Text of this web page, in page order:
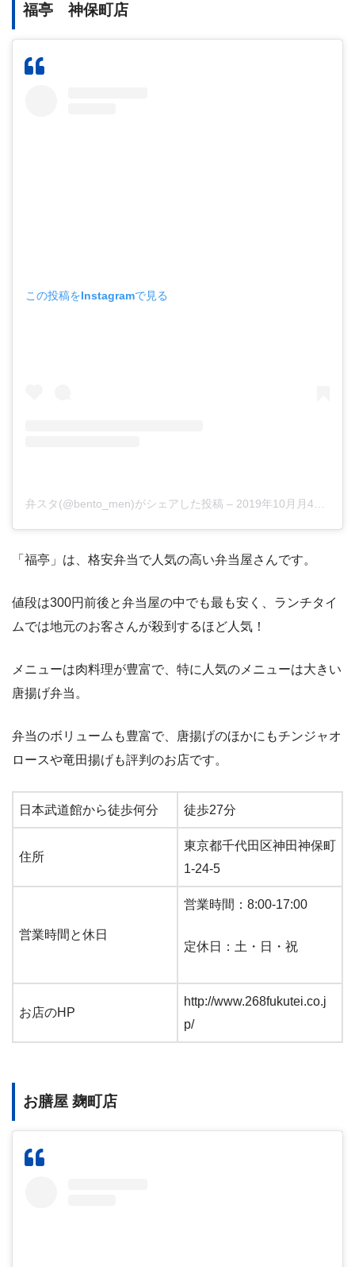
福亭 神保町店
この投稿をInstagramで見る
弁スタ(@bento_men)がシェアした投稿 – 2019年10月月4日午後7時27分PDT
「福亭」は、格安弁当で人気の高い弁当屋さんです。
値段は300円前後と弁当屋の中でも最も安く、ランチタイ
ムでは地元のお客さんが殺到するほど人気！
メニューは肉料理が豊富で、特に人気のメニューは大きい
唐揚げ弁当。
弁当のボリュームも豊富で、唐揚げのほかにもチンジャオ
ロースや竜田揚げも評判のお店です。
日本武道館から徒歩何分 徒歩27分
住所
東京都千代田区神田神保町
1-24-5
営業時間と休日
営業時間：8:00-17:00
定休日：土・日・祝
お店のHP
http://www.268fukutei.co.j
p/
お膳屋 麹町店